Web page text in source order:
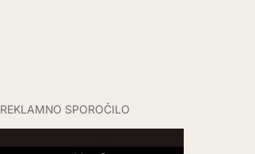
REKLAMNO SPOROČILO